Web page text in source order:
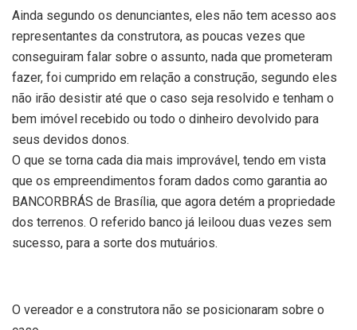
Ainda segundo os denunciantes, eles não tem acesso aos
representantes da construtora, as poucas vezes que
conseguiram falar sobre o assunto, nada que prometeram
fazer, foi cumprido em relação a construção, segundo eles
não irão desistir até que o caso seja resolvido e tenham o
bem imóvel recebido ou todo o dinheiro devolvido para
seus devidos donos.
O que se torna cada dia mais improvável, tendo em vista
que os empreendimentos foram dados como garantia ao
BANCORBRÁS de Brasília, que agora detém a propriedade
dos terrenos. O referido banco já leiloou duas vezes sem
sucesso, para a sorte dos mutuários.
O vereador e a construtora não se posicionaram sobre o